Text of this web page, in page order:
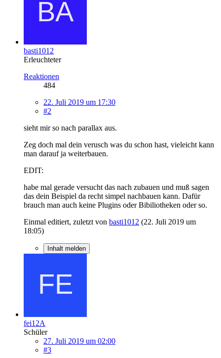
basti1012
Erleuchteter
Reaktionen
484
22. Juli 2019 um 17:30
#2
sieht mir so nach parallax aus.
Zeg doch mal dein verusch was du schon hast, vieleicht kann
man darauf ja weiterbauen.
EDIT:
habe mal gerade versucht das nach zubauen und muß sagen
das dein Beispiel da recht simpel nachbauen kann. Dafür
brauch man auch keine Plugins oder Bibiliotheken oder so.
Einmal editiert, zuletzt von basti1012 (22. Juli 2019 um
18:05)
Inhalt melden
fei12A
Schüler
27. Juli 2019 um 02:00
#3